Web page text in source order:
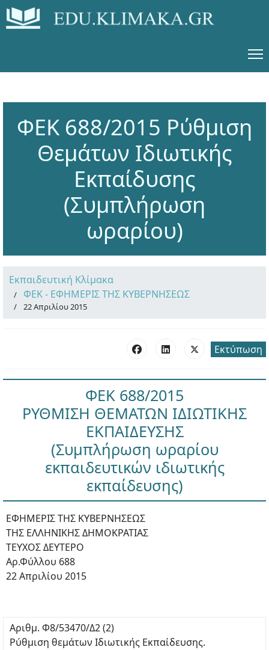
ΦΕΚ 688/2015 Ρύθμιση
Θεμάτων Ιδιωτικής
Εκπαίδυσης
(Συμπλήρωση
ωραρίου)
Εκπαιδευτική Κλίμακα
ΦΕΚ - ΕΦΗΜΕΡΙΣ ΤΗΣ ΚΥΒΕΡΝΗΣΕΩΣ
22 Απριλίου 2015
Εκτύπωση
ΦΕΚ 688/2015
ΡΥΘΜΙΣΗ ΘΕΜΑΤΩΝ ΙΔΙΩΤΙΚΗΣ
ΕΚΠΑΙΔΕΥΣΗΣ
(Συμπλήρωση ωραρίου
εκπαιδευτικών ιδιωτικής
εκπαίδευσης)
ΕΦΗΜΕΡΙΣ ΤΗΣ ΚΥΒΕΡΝΗΣΕΩΣ
ΤΗΣ ΕΛΛΗΝΙΚΗΣ ΔΗΜΟΚΡΑΤΙΑΣ
ΤΕΥΧΟΣ ΔΕΥΤΕΡΟ
Αρ.Φύλλου 688
22 Απριλίου 2015
Αριθμ. Φ8/53470/Δ2 (2)
Ρύθμιση θεμάτων Ιδιωτικής Εκπαίδευσης.